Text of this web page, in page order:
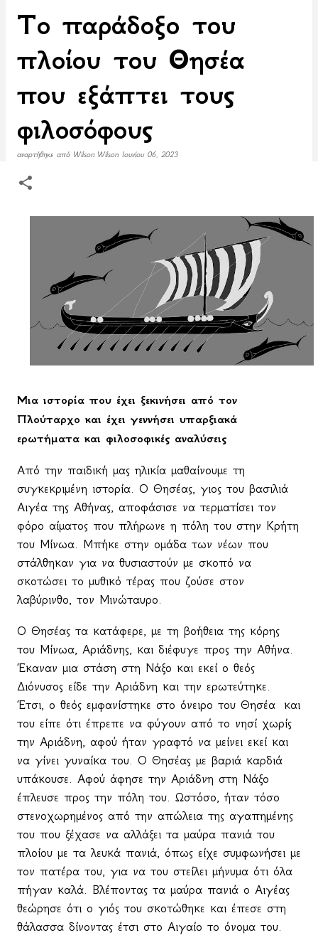
Το παράδοξο του
πλοίου του Θησέα
που εξάπτει τους
φιλοσόφους
αναρτήθηκε από Wilson Wilson Ιουνίου 06, 2023
Μια ιστορία που έχει ξεκινήσει από τον
Πλούταρχο και έχει γεννήσει υπαρξιακά
ερωτήματα και φιλοσοφικές αναλύσεις
Από την παιδική μας ηλικία μαθαίνουμε τη
συγκεκριμένη ιστορία. Ο Θησέας, γιος του βασιλιά
Αιγέα της Αθήνας, αποφάσισε να τερματίσει τον
φόρο αίματος που πλήρωνε η πόλη του στην Κρήτη
του Μίνωα. Μπήκε στην ομάδα των νέων που
στάλθηκαν για να θυσιαστούν με σκοπό να
σκοτώσει το μυθικό τέρας που ζούσε στον
λαβύρινθο, τον Μινώταυρο.
Ο Θησέας τα κατάφερε, με τη βοήθεια της κόρης
του Μίνωα, Αριάδνης, και διέφυγε προς την Αθήνα.
Έκαναν μια στάση στη Νάξο και εκεί ο θεός
Διόνυσος είδε την Αριάδνη και την ερωτεύτηκε.
Έτσι, ο θεός εμφανίστηκε στο όνειρο του Θησέα και
του είπε ότι έπρεπε να φύγουν από το νησί χωρίς
την Αριάδνη, αφού ήταν γραφτό να μείνει εκεί και
να γίνει γυναίκα του. Ο Θησέας με βαριά καρδιά
υπάκουσε. Αφού άφησε την Αριάδνη στη Νάξο
έπλευσε προς την πόλη του. Ωστόσο, ήταν τόσο
στενοχωρημένος από την απώλεια της αγαπημένης
του που ξέχασε να αλλάξει τα μαύρα πανιά του
πλοίου με τα λευκά πανιά, όπως είχε συμφωνήσει με
τον πατέρα του, για να του στείλει μήνυμα ότι όλα
πήγαν καλά. Βλέποντας τα μαύρα πανιά ο Αιγέας
θεώρησε ότι ο γιός του σκοτώθηκε και έπεσε στη
θάλασσα δίνοντας έτσι στο Αιγαίο το όνομα του.